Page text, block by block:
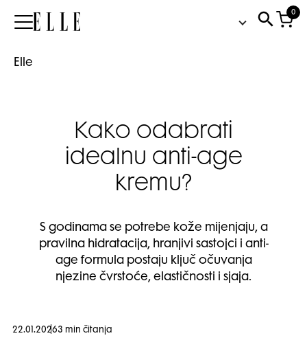
Elle
0
Elle
Kako odabrati
idealnu anti-age
kremu?
S godinama se potrebe kože mijenjaju, a
pravilna hidratacija, hranjivi sastojci i anti-
age formula postaju ključ očuvanja
njezine čvrstoće, elastičnosti i sjaja.
22.01.20263 min čitanja